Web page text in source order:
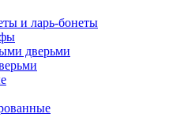
и ларь-бонеты
дверьми